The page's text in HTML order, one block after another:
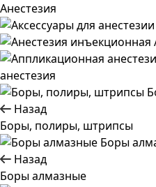
Анестезия
анестезия
Назад
Боры, полиры, штрипсы
Боры
Назад
Боры алмазные